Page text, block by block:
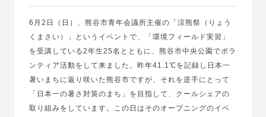
6月2日（日）、熊谷市青年会議所主催の「涼熊祭（りょう
くまさい）」というイベントで、「環境フィールド実習」
を受講している2年生25名とともに、熊谷市中央公園でボラ
ンティア活動をして来ました。昨年41.1℃を記録し日本一
暑いまちに返り咲いた熊谷市ですが、それを逆手にとって
「日本一の暑さ対策のまち」を目指して、クールシェアの
取り組みをしています。この日はそのオープニングのイベ